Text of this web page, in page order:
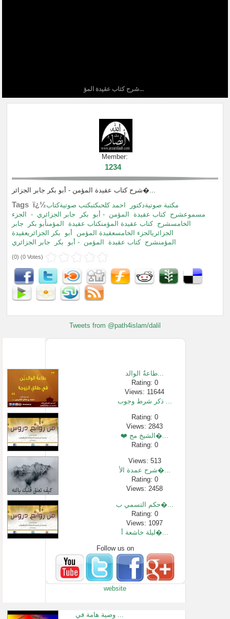
شرح كتاب عقيدة المؤ...
Member:
1234
شرح كتاب عقيدة المؤمن - أبو بكر جابر الجزائر�...
Tags ï¿½ مكتبة صوتيةدكتور
احمد كلحىكتبكتب صوتيةكتاب
مسموعشرح
كتاب عقيدة المؤمن - أبو بكر جابر الجزائري -
الجزء
الخامسشرح
كتاب عقيدة المؤمنكتاب عقيدة المؤمنأبو بكر
جابر
الجزائريالجزء الخامسعقيدة المؤمن
أبو
بكر الجزائريعقيدة
المؤمنشرح
كتاب عقيدة المؤمن - أبو بكر جابر الجزائري
(0) (0 Votes)
Tweets from @path4islam/dalil
طاعةُ الوالد...
Rating: 0
Views: 11644
ذكر شرط وجوب ...
Rating: 0
Views: 2843
❤️ الشيخ مح�...
Rating: 0
Views: 513
شرح عمدة الأ�...
Rating: 0
Views: 2458
حكم التسمي ب�...
Rating: 0
Views: 1097
ليلة خاشعة أ�...
Rating: 0
Views: 33755
برنامج رياض �...
Rating: 0
Views: 190010
Follow us on
website
وصية هامة في ...